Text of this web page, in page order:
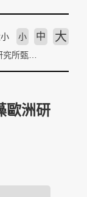
小 中 大
歐洲研